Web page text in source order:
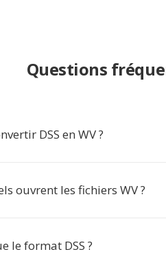
Questions
DSS en WV ?
ouvrent les fichiers WV ?
le format DSS ?